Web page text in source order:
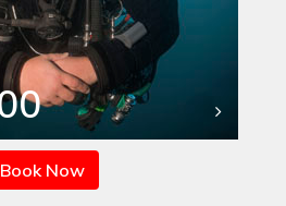
Book Now